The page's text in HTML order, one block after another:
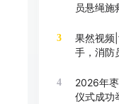
员悬绳施
3
果然视频|
手，消防
4
2026年
仪式成功